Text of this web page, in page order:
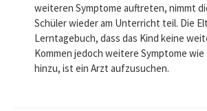
weiteren Symptome auftreten, nimmt
Schüler wieder am Unterricht teil. Die
Lerntagebuch, dass das Kind keine
Kommen jedoch weitere Symptome
hinzu, ist ein Arzt aufzusuchen.